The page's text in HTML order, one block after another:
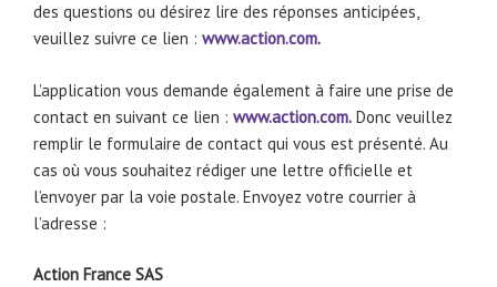
des questions ou désirez lire des réponses anticipées,
veuillez suivre ce lien : www.action.com.
L’application vous demande également à faire une prise de
contact en suivant ce lien : www.action.com. Donc veuillez
remplir le formulaire de contact qui vous est présenté. Au
cas où vous souhaitez rédiger une lettre officielle et
l’envoyer par la voie postale. Envoyez votre courrier à
l’adresse :
Action France SAS